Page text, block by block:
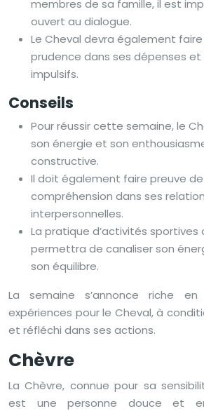
membres de sa famille, il est
ouvert au dialogue.
Le Cheval devra également
prudence dans ses dépenses
impulsifs.
Conseils
Pour réussir cette semaine, le
son énergie et son
constructive.
Il doit également faire preuve
compréhension dans ses
interpersonnelles.
La pratique d’activités sportives
permettra de canaliser son
son équilibre.
La semaine s’annonce riche
expériences pour le Cheval, à
et réfléchi dans ses actions.
Chèvre
La Chèvre, connue pour sa
est une personne douce et